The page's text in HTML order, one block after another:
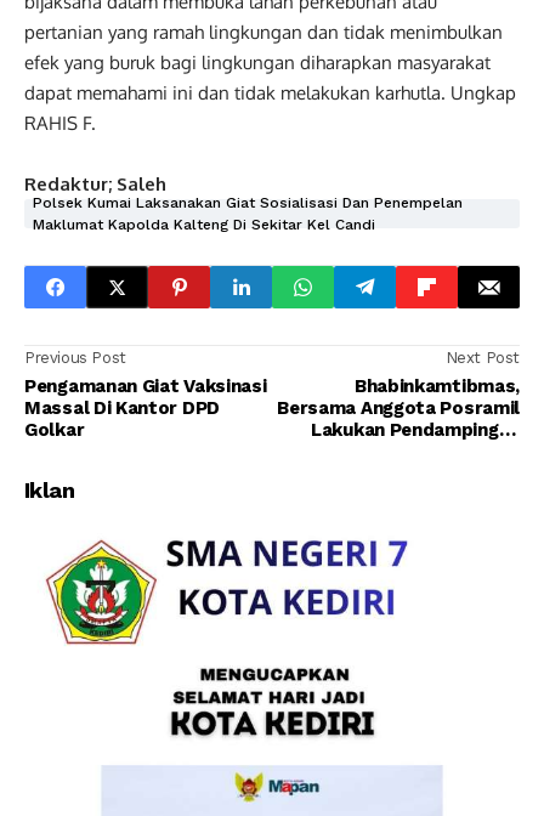
pertanian yang ramah lingkungan dan tidak menimbulkan
efek yang buruk bagi lingkungan diharapkan masyarakat
dapat memahami ini dan tidak melakukan karhutla. Ungkap
RAHIS F.
Redaktur; Saleh
Polsek Kumai Laksanakan Giat Sosialisasi Dan Penempelan
Maklumat Kapolda Kalteng Di Sekitar Kel Candi
Previous Post
Pengamanan Giat Vaksinasi
Massal Di Kantor DPD
Golkar
Next Post
Bhabinkamtibmas,
Bersama Anggota Posramil
Lakukan Pendampingan
Iklan